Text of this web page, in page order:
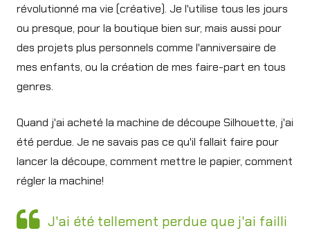
révolutionné ma vie (créative). Je l'utilise tous les jours
ou presque, pour la boutique bien sur, mais aussi pour
des projets plus personnels comme l'anniversaire de
mes enfants, ou la création de mes faire-part en tous
genres.
Quand j'ai acheté la machine de découpe Silhouette, j'ai
été perdue. Je ne savais pas ce qu'il fallait faire pour
lancer la découpe, comment mettre le papier, comment
régler la machine!
J'ai été tellement perdue que j'ai failli